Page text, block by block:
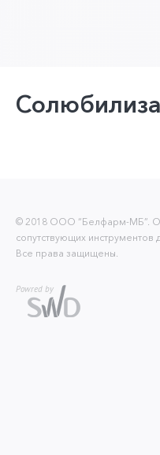
© 2018 ООО “Белфарм-МБ”.
сопутствующих инструментов
Все права защищены.